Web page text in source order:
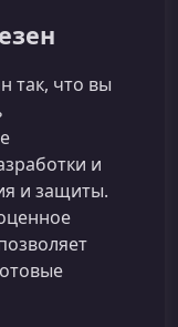
так, что вы
и
и защиты.